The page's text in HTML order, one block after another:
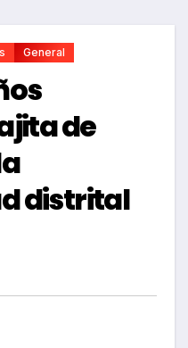
General
de
distrital